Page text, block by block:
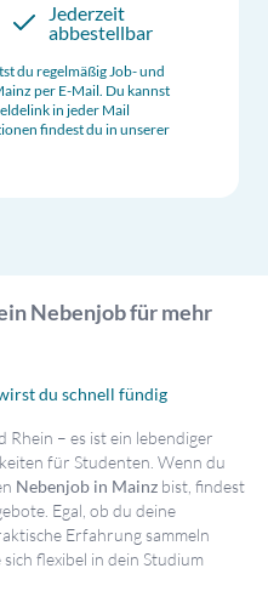
Jederzeit
abbestellbar
du regelmäßig Job- und
per E-Mail. Du kannst
in jeder Mail
findest du in unserer
Nebenjob für mehr
du schnell fündig
– es ist ein lebendiger
für Studenten. Wenn du
Nebenjob in Mainz bist, findest
Egal, ob du deine
Erfahrung sammeln
flexibel in dein Studium